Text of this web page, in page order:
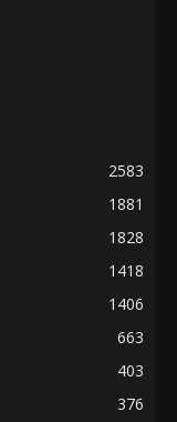
2583
1881
1828
1418
1406
663
403
376